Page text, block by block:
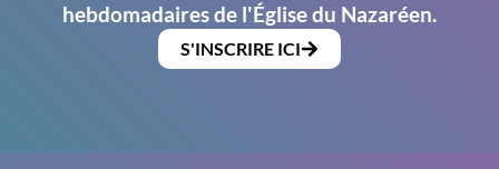
hebdomadaires de l'Église du Nazaréen.
S'INSCRIRE ICI